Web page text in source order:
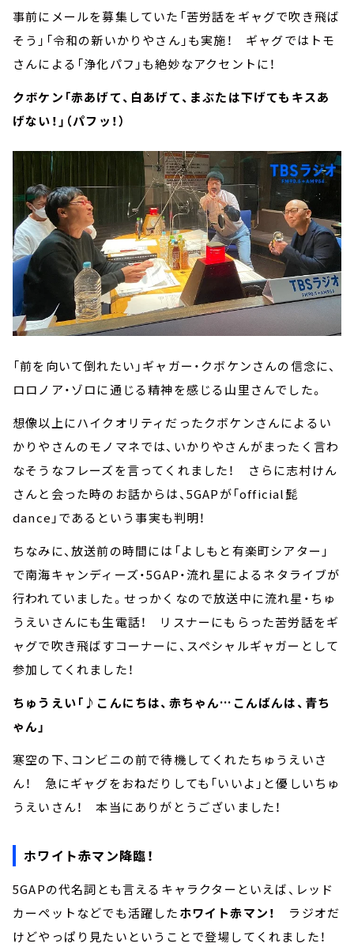
事前にメールを募集していた「苦労話をギャグで吹き飛ば
そう」「令和の新いかりやさん」も実施！ ギャグではトモ
さんによる「浄化パフ」も絶妙なアクセントに！
クボケン「赤あげて、白あげて、まぶたは下げてもキスあ
げない！」（パフッ！）
「前を向いて倒れたい」ギャガー・クボケンさんの信念に、
ロロノア・ゾロに通じる精神を感じる山里さんでした。
想像以上にハイクオリティだったクボケンさんによるい
かりやさんのモノマネでは、いかりやさんがまったく言わ
なそうなフレーズを言ってくれました！ さらに志村けん
さんと会った時のお話からは、5GAPが「official髭
dance」であるという事実も判明！
ちなみに、放送前の時間には「よしもと有楽町シアター」
で南海キャンディーズ・5GAP・流れ星によるネタライブが
行われていました。せっかくなので放送中に流れ星・ちゅ
うえいさんにも生電話！ リスナーにもらった苦労話をギ
ャグで吹き飛ばすコーナーに、スペシャルギャガーとして
参加してくれました！
ちゅうえい「♪こんにちは、赤ちゃん…こんばんは、青ち
ゃん」
寒空の下、コンビニの前で待機してくれたちゅうえいさ
ん！ 急にギャグをおねだりしても「いいよ」と優しいちゅ
うえいさん！ 本当にありがとうございました！
ホワイト赤マン降臨！
5GAPの代名詞とも言えるキャラクターといえば、レッド
カーペットなどでも活躍したホワイト赤マン！
ラジオだ
けどやっぱり見たいということで登場してくれました！